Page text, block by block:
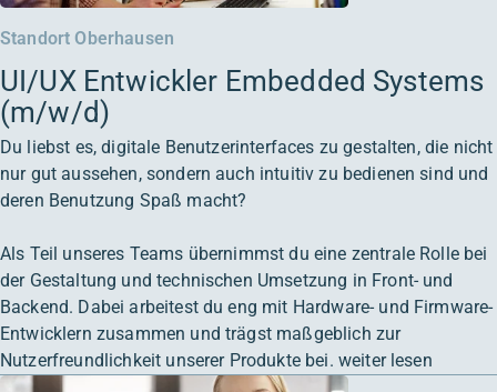
Standort Oberhausen
UI/UX Entwickler Embedded Systems
(m/w/d)
Du liebst es, digitale Benutzerinterfaces zu gestalten, die nicht
nur gut aussehen, sondern auch intuitiv zu bedienen sind und
deren Benutzung Spaß macht?
Als Teil unseres Teams übernimmst du eine zentrale Rolle bei
der Gestaltung und technischen Umsetzung in Front- und
Backend. Dabei arbeitest du eng mit Hardware- und Firmware-
Entwicklern zusammen und trägst maßgeblich zur
Nutzerfreundlichkeit unserer Produkte bei. weiter lesen